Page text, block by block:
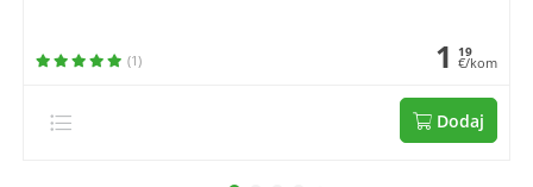
(1) 1 19
€/kom
Dodaj